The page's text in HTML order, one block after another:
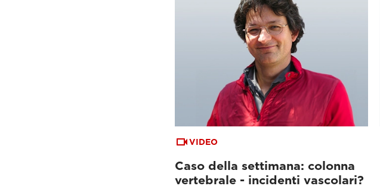
VIDEO
Caso della settimana: colonna
vertebrale - incidenti vascolari?